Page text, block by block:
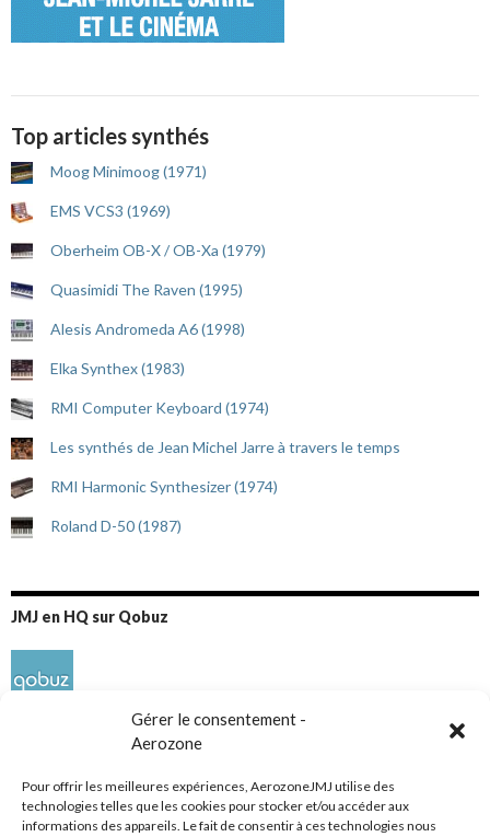
Gérer le consentement -
Aerozone
Pour offrir les meilleures expériences, AerozoneJMJ utilise des
technologies telles que les cookies pour stocker et/ou accéder aux
informations des appareils. Le fait de consentir à ces technologies nous
Top articles synthés
Moog Minimoog (1971)
EMS VCS3 (1969)
Oberheim OB-X / OB-Xa (1979)
Quasimidi The Raven (1995)
Alesis Andromeda A6 (1998)
Elka Synthex (1983)
RMI Computer Keyboard (1974)
Les synthés de Jean Michel Jarre à travers le temps
RMI Harmonic Synthesizer (1974)
Roland D-50 (1987)
JMJ en HQ sur Qobuz
Réseaux sociaux